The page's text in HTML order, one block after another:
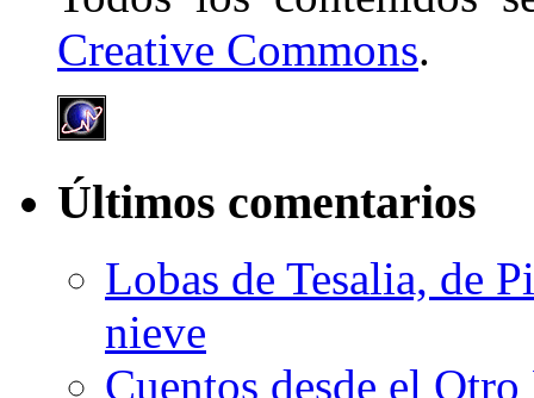
Creative Commons.
Últimos comentarios
Lobas de Tesalia, de
nieve
Cuentos desde el